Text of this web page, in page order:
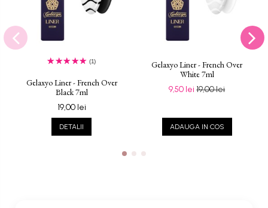
(1)
Gelaxyo Liner - French Over
Black 7ml
19,00 lei
DETALII
Gelaxyo Liner - French Over
White 7ml
9,50 lei19,00 lei
ADAUGA IN COS